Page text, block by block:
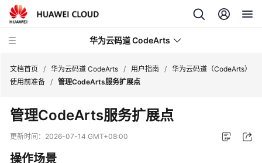
华为云码道 CodeArts
品
介
文档首页 / 华为云码道 CodeArts / 用户指南 / 华为云码道（CodeArts）
使用前准备 / 管理CodeArts服务扩展点
管理CodeArts服务扩展点
更新时间： 2026-07-14 GMT+08:00
操作场景